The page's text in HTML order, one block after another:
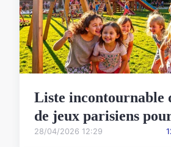
Liste incontournable
de jeux parisiens
28/04/2026 12:29